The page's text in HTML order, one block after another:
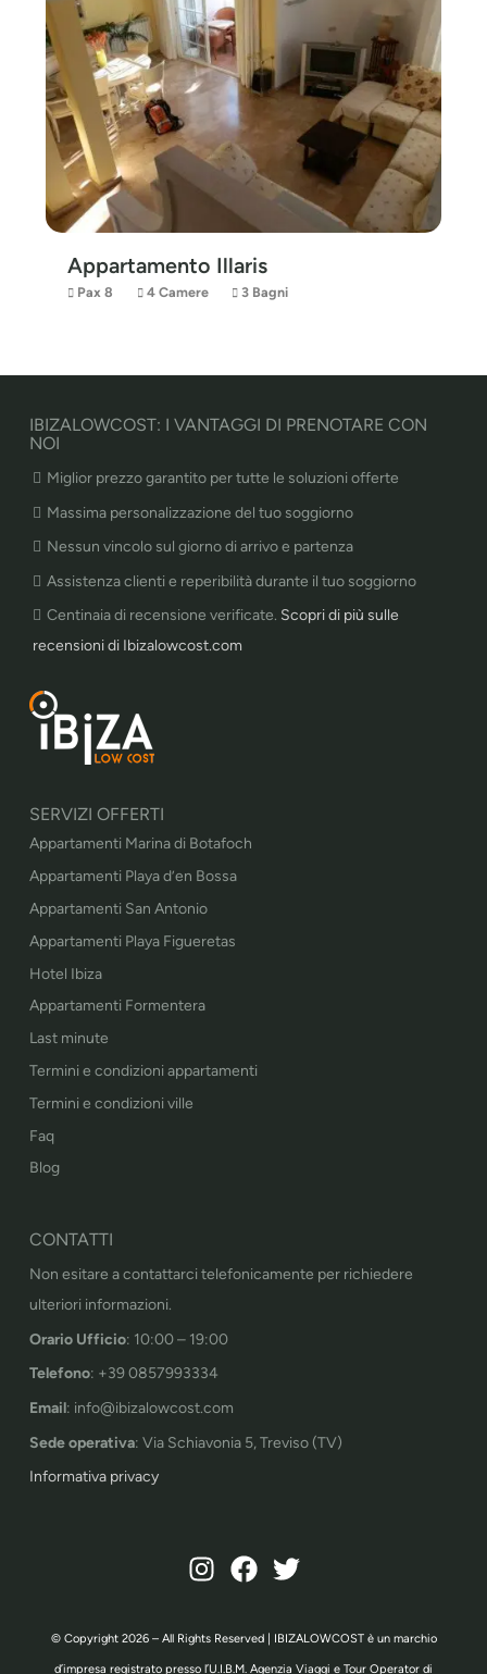
Appartamento Illaris
Pax 8 4 Camere 3 Bagni
IBIZALOWCOST: I VANTAGGI DI PRENOTARE CON
NOI
Miglior prezzo garantito per tutte le soluzioni offerte
Massima personalizzazione del tuo soggiorno
Nessun vincolo sul giorno di arrivo e partenza
Assistenza clienti e reperibilità durante il tuo soggiorno
Centinaia di recensione verificate. Scopri di più sulle
recensioni di Ibizalowcost.com
SERVIZI OFFERTI
Appartamenti Marina di Botafoch
Appartamenti Playa d’en Bossa
Appartamenti San Antonio
Appartamenti Playa Figueretas
Hotel Ibiza
Appartamenti Formentera
Last minute
Termini e condizioni appartamenti
Termini e condizioni ville
Faq
Blog
CONTATTI
Non esitare a contattarci telefonicamente per richiedere
ulteriori informazioni.
Orario Ufficio: 10:00 – 19:00
Telefono: +39 0857993334
Email: info@ibizalowcost.com
Sede operativa: Via Schiavonia 5, Treviso (TV)
Informativa privacy
© Copyright 2026 – All Rights Reserved | IBIZALOWCOST è un marchio
d’impresa registrato presso l’U.I.B.M. Agenzia Viaggi e Tour Operator di